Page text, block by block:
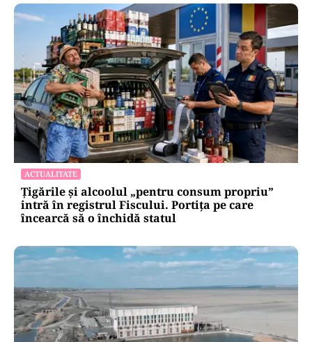
ACTUALITATE
Țigările și alcoolul „pentru consum propriu”
intră în registrul Fiscului. Portița pe care
încearcă să o închidă statul